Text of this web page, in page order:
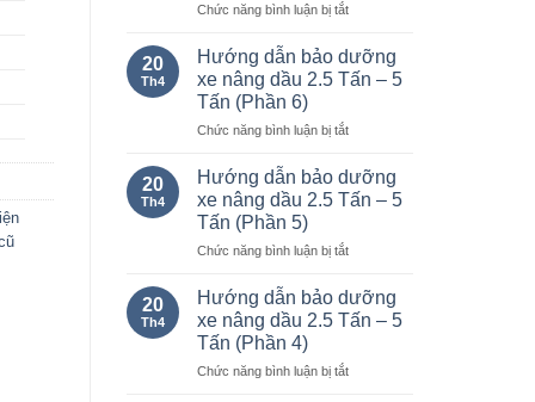
Chức năng bình luận bị tắtở
mức
tiêu
nhiên
của
xe
nâng
chạy
và
dầu
25
20
Th4
Hướng dẫn bảo dưỡng
xe nâng dầu 2.5 Tấn – 5
Tấn (Phần 6)
Chức năng bình luận bị tắtở
dẫn
bảo
dưỡng
nâng
2.5
Tấn
–
Tấn
20
Th4
Hướng dẫn bảo dưỡng
xe nâng dầu 2.5 Tấn – 5
Tấn (Phần 5)
Chức năng bình luận bị tắtở
dẫn
bảo
dưỡng
nâng
20
Th4
Hướng dẫn bảo dưỡng
xe nâng dầu 2.5 Tấn – 5
Tấn (Phần 4)
Chức năng bình luận bị tắtở